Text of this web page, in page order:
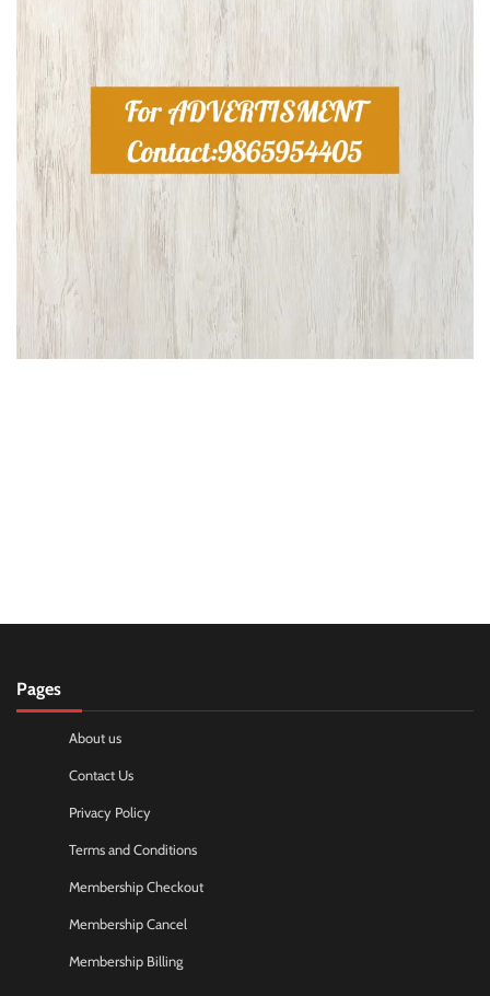
Pages
About us
Contact Us
Privacy Policy
Terms and Conditions
Membership Checkout
Membership Cancel
Membership Billing